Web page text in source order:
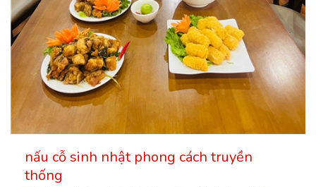
nấu cỗ sinh nhật phong cách truyền
thống